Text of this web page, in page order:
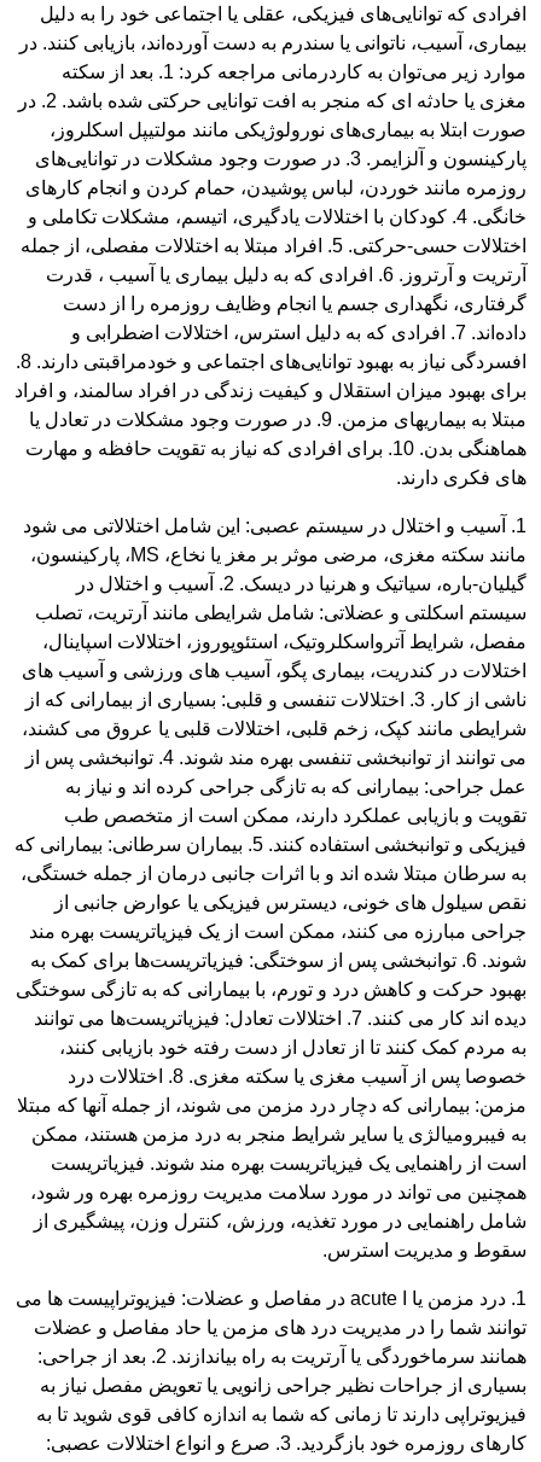
افرادی که توانایی‌های فیزیکی، عقلی یا اجتماعی خود را به دلیل
بیماری، آسیب، ناتوانی یا سندرم به دست آورده‌اند، بازیابی کنند. در
موارد زیر می‌توان به کاردرمانی مراجعه کرد: 1. بعد از سکته
مغزی یا حادثه ای که منجر به افت توانایی حرکتی شده باشد. 2. در
صورت ابتلا به بیماری‌های نورولوژیکی مانند مولتیپل اسکلروز،
پارکینسون و آلزایمر. 3. در صورت وجود مشکلات در توانایی‌های
روزمره مانند خوردن، لباس پوشیدن، حمام کردن و انجام کارهای
خانگی. 4. کودکان با اختلالات یادگیری، اتیسم، مشکلات تکاملی و
اختلالات حسی-حرکتی. 5. افراد مبتلا به اختلالات مفصلی، از جمله
آرتریت و آرتروز. 6. افرادی که به دلیل بیماری‌ یا آسیب ، قدرت
گرفتاری، نگهداری جسم یا انجام وظایف روزمره را از دست
داده‌اند. 7. افرادی که به دلیل استرس، اختلالات اضطرابی و
افسردگی نیاز به بهبود توانایی‌های اجتماعی و خودمراقبتی دارند. 8.
برای بهبود میزان استقلال و کیفیت زندگی در افراد سالمند، و افراد
مبتلا به بیماریهای مزمن. 9. در صورت وجود مشکلات در تعادل یا
هماهنگی بدن. 10. برای افرادی که نیاز به تقویت حافظه و مهارت
های فکری دارند.
1. آسیب و اختلال در سیستم عصبی: این شامل اختلالاتی می شود
مانند سکته مغزی، مرضی موثر بر مغز یا نخاع، MS، پارکینسون،
گیلیان-باره، سیاتیک و هرنیا در دیسک. 2. آسیب و اختلال در
سیستم اسکلتی و عضلاتی: شامل شرایطی مانند آرتریت، تصلب
مفصل، شرایط آترواسکلروتیک، استئوپوروز، اختلالات اسپاینال،
اختلالات در کندریت، بیماری پگو، آسیب های ورزشی و آسیب های
ناشی از کار. 3. اختلالات تنفسی و قلبی: بسیاری از بیمارانی که از
شرایطی مانند کپک، زخم قلبی، اختلالات قلبی یا عروق می کشند،
می توانند از توانبخشی تنفسی بهره مند شوند. 4. توانبخشی پس از
عمل جراحی: بیمارانی که به تازگی جراحی کرده اند و نیاز به
تقویت و بازیابی عملکرد دارند، ممکن است از متخصص طب
فیزیکی و توانبخشی استفاده کنند. 5. بیماران سرطانی: بیمارانی که
به سرطان مبتلا شده اند و با اثرات جانبی درمان از جمله خستگی،
نقص سیلول های خونی، دیسترس فیزیکی یا عوارض جانبی از
جراحی مبارزه می کنند، ممکن است از یک فیزیاتریست بهره مند
شوند. 6. توانبخشی پس از سوختگی: فیزیاتریست‌ها برای کمک به
بهبود حرکت و کاهش درد و تورم، با بیمارانی که به تازگی سوختگی
دیده اند کار می کنند. 7. اختلالات تعادل: فیزیاتریست‎‌ها می توانند
به مردم کمک کنند تا از تعادل از دست رفته خود بازیابی کنند،
خصوصا پس از آسیب مغزی یا سکته مغزی. 8. اختلالات درد
مزمن: بیمارانی که دچار درد مزمن می شوند، از جمله آنها که مبتلا
به فیبرومیالژی یا سایر شرایط منجر به درد مزمن هستند، ممکن
است از راهنمایی یک فیزیاتریست بهره مند شوند. فیزیاتریست
همچنین می تواند در مورد سلامت مدیریت روزمره بهره ور شود،
شامل راهنمایی در مورد تغذیه، ورزش، کنترل وزن، پیشگیری از
سقوط و مدیریت استرس.
1. درد مزمن یا ا acute در مفاصل و عضلات: فیزیوتراپیست ها می
توانند شما را در مدیریت درد های مزمن یا حاد مفاصل و عضلات
همانند سرماخوردگی یا آرتریت به راه بیاندازند. 2. بعد از جراحی:
بسیاری از جراحات نظیر جراحی زانویی یا تعویض مفصل نیاز به
فیزیوتراپی دارند تا زمانی که شما به اندازه کافی قوی شوید تا به
کارهای روزمره خود بازگردید. 3. صرع و انواع اختلالات عصبی: